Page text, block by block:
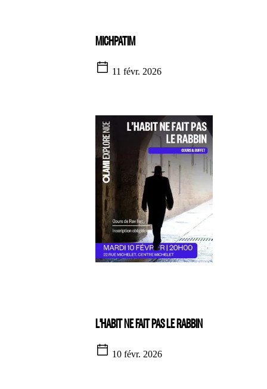
MICHPATIM
11 févr. 2026
L'HABIT NE FAIT PAS LE RABBIN
10 févr. 2026